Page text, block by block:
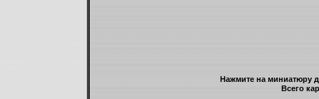
Нажмите на миниатюру
Всего